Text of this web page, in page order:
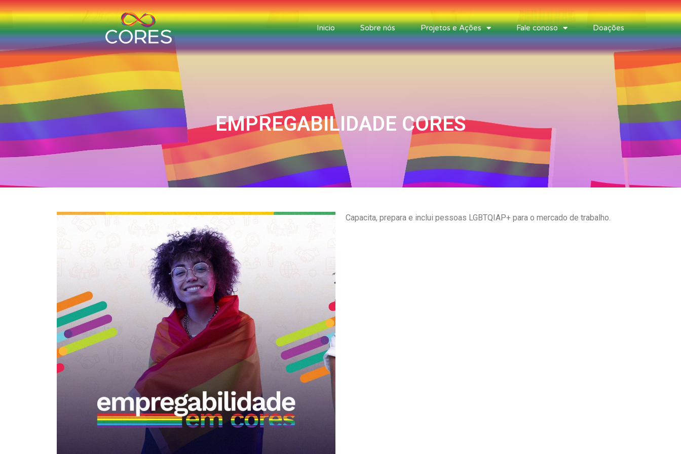
Inicio Sobre nós Projetos e Ações Fale conoso Doações
EMPREGABILIDADE CORES
Capacita, prepara e inclui pessoas LGBTQIAP+ para o mercado de trabalho.